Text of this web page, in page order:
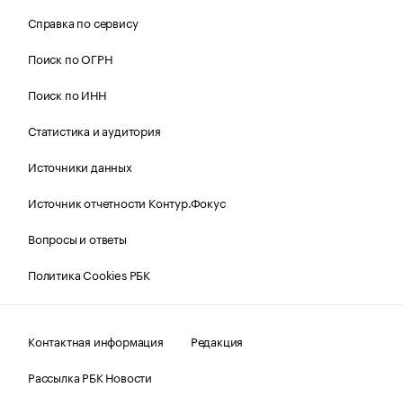
Справка по сервису
Поиск по ОГРН
Поиск по ИНН
Статистика и аудитория
Источники данных
Источник отчетности Контур.Фокус
Вопросы и ответы
Политика Cookies РБК
Контактная информация
Редакция
Рассылка РБК Новости